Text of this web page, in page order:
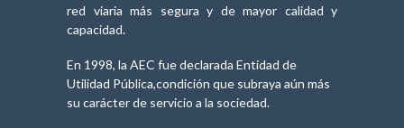
red viaria más segura y de mayor calidad y
capacidad.
En 1998, la AEC fue declarada Entidad de
Utilidad Pública,condición que subraya aún más
su carácter de servicio a la sociedad.